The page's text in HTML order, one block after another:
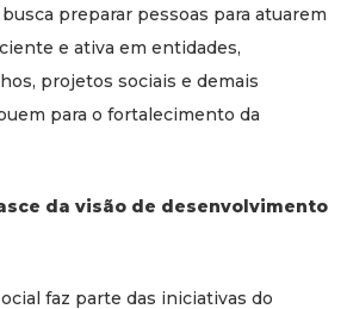
preparar pessoas para atuarem
e ativa em entidades,
projetos sociais e demais
para o fortalecimento da
da visão de desenvolvimento
faz parte das iniciativas do